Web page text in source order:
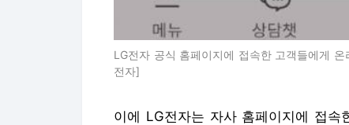
LG전자 공식 홈페이지에 접속한 고객들에게
전자]
이에 LG전자는 자사 홈페이지에 접